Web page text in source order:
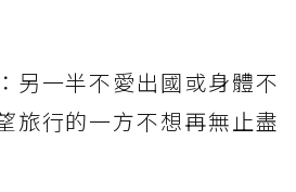
另一半不愛出國或身體不
旅行的一方不想再無止盡